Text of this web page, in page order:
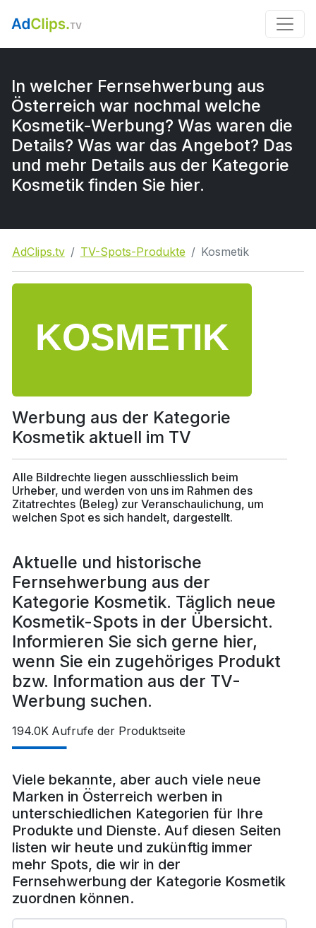
In welcher Fernsehwerbung aus
Österreich war nochmal welche
Kosmetik-Werbung? Was waren die
Details? Was war das Angebot? Das
und mehr Details aus der Kategorie
Kosmetik finden Sie hier.
AdClips.tv TV-Spots-Produkte Kosmetik
Werbung aus der Kategorie
Kosmetik aktuell im TV
Alle Bildrechte liegen ausschliesslich beim
Urheber, und werden von uns im Rahmen des
Zitatrechtes (Beleg) zur Veranschaulichung, um
welchen Spot es sich handelt, dargestellt.
Aktuelle und historische
Fernsehwerbung aus der
Kategorie Kosmetik. Täglich neue
Kosmetik-Spots in der Übersicht.
Informieren Sie sich gerne hier,
wenn Sie ein zugehöriges Produkt
bzw. Information aus der TV-
Werbung suchen.
194.0K Aufrufe der Produktseite
Viele bekannte, aber auch viele neue
Marken in Österreich werben in
unterschiedlichen Kategorien für Ihre
Produkte und Dienste. Auf diesen Seiten
listen wir heute und zukünftig immer
mehr Spots, die wir in der
Fernsehwerbung der Kategorie Kosmetik
zuordnen können.